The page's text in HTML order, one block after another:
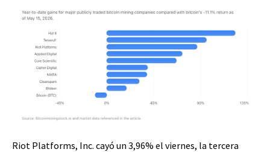
Riot Platforms, Inc. cayó un 3,96% el viernes, la tercera